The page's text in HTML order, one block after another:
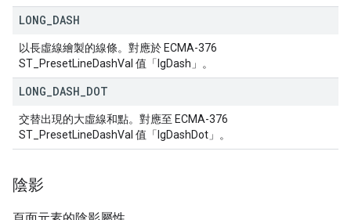
LONG DASH
以長虛線繪製的線條。對應於 ECMA-376
ST_PresetLineDashVal 值「lgDash」。
LONG DASH DOT
交替出現的大虛線和點。對應至 ECMA-376
ST_PresetLineDashVal 值「lgDashDot」。
陰影